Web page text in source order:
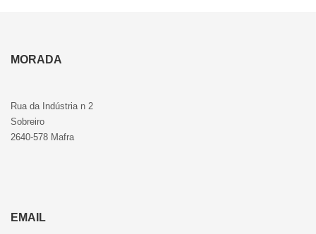
MORADA
Rua da Indústria n 2
Sobreiro
2640-578 Mafra
EMAIL